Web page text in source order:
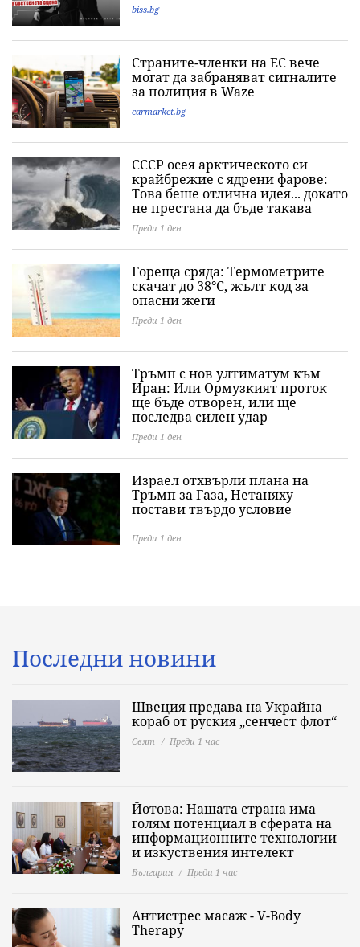
biss.bg
Страните-членки на ЕС вече
могат да забраняват сигналите
за полиция в Waze
carmarket.bg
СССР осея арктическото си
крайбрежие с ядрени фарове:
Това беше отлична идея... докато
не престана да бъде такава
Преди 1 ден
Гореща сряда: Термометрите
скачат до 38°C, жълт код за
опасни жеги
Преди 1 ден
Тръмп с нов ултиматум към
Иран: Или Ормузкият проток
ще бъде отворен, или ще
последва силен удар
Преди 1 ден
Израел отхвърли плана на
Тръмп за Газа, Нетаняху
постави твърдо условие
Преди 1 ден
Последни новини
Швеция предава на Украйна
кораб от руския „сенчест флот“
Свят Преди 1 час
Йотова: Нашата страна има
голям потенциал в сферата на
информационните технологии
и изкуствения интелект
България Преди 1 час
Антистрес масаж - V-Body
Therapy